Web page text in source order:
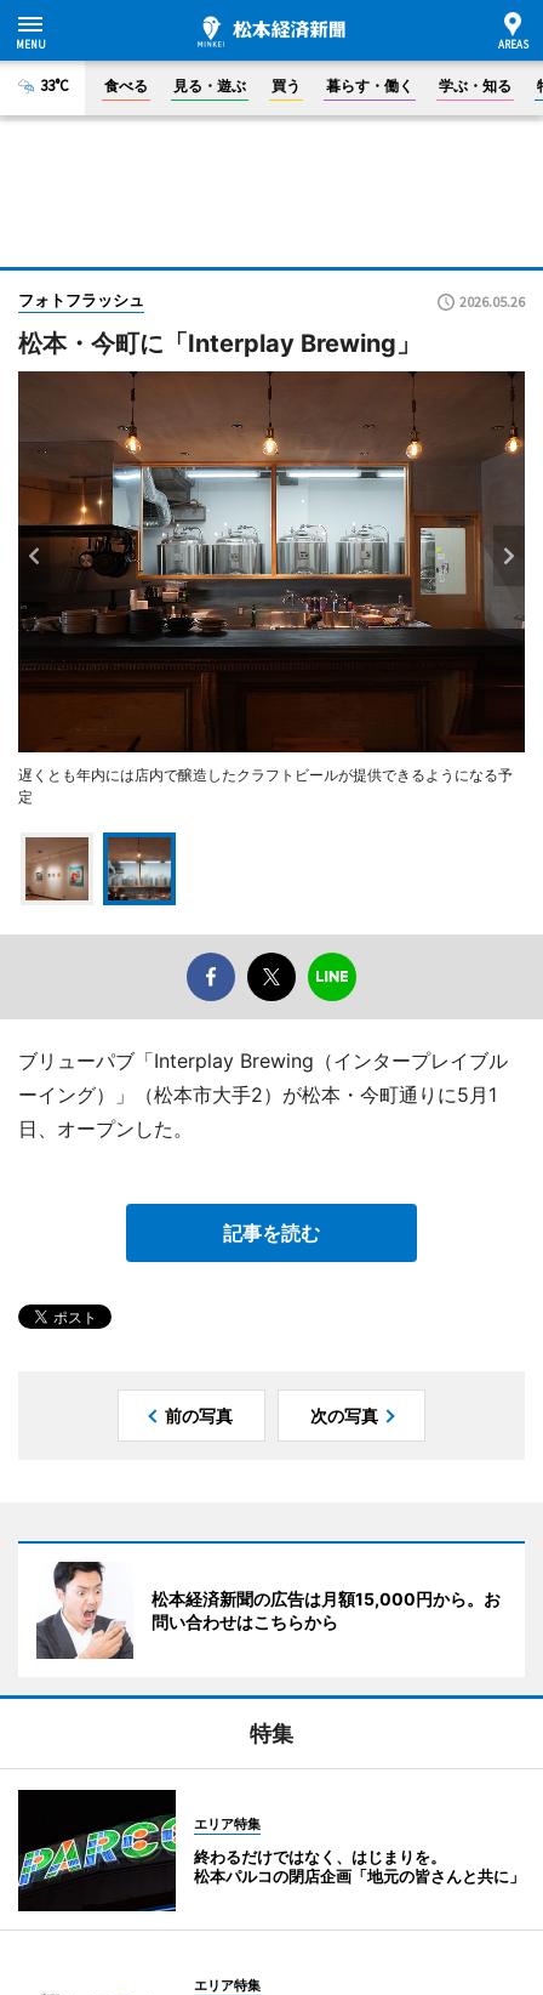
33°C 食べる 見る・遊ぶ 買う 暮らす・働く 学ぶ・知る
フォトフラッシュ 2026.05.26
松本・今町に「Interplay Brewing」
遅くとも年内には店内で醸造したクラフトビールが提供できるようになる予
定
ブリューパブ「Interplay Brewing（インタープレイブル
ーイング）」（松本市大手2）が松本・今町通りに5月1
日、オープンした。
記事を読む
前の写真 次の写真
松本経済新聞の広告は月額15,000円から。お
問い合わせはこちらから
特集
エリア特集
終わるだけではなく、はじまりを。
松本パルコの閉店企画「地元の皆さんと共に」
エリア特集